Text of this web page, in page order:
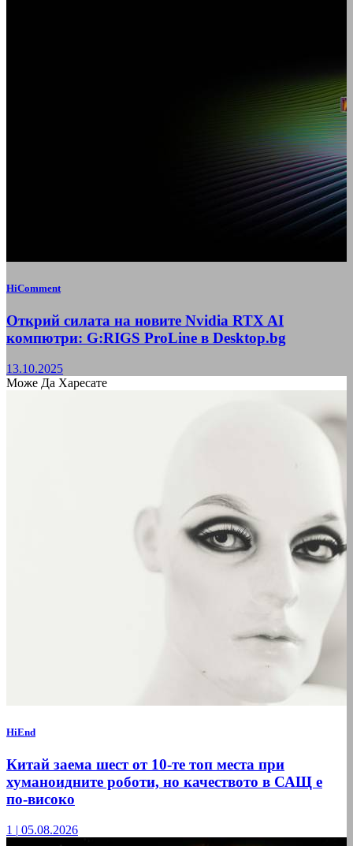
HiComment
Открий силата на новите Nvidia RTX AI
компютри: G:RIGS ProLine в Desktop.bg
13.10.2025
Може Да Харесате
HiEnd
Китай заема шест от 10-те топ места при
хуманоидните роботи, но качеството в САЩ е
по-високо
1 | 05.08.2026